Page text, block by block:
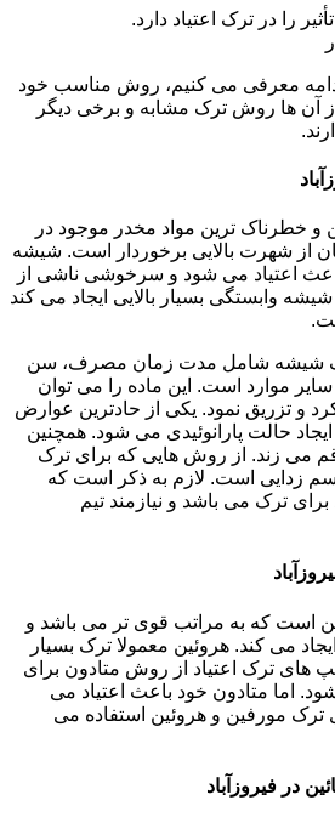
را در ترک اعتیاد دارد.
معرفی می کنیم، روش مناسب خود
آن ها روش ترک مشابه و برخی دیگر
خطرناک ترین مواد مخدر موجود در
از شهرت بالایی برخوردار است. شیشه
اعتیاد می شود و سرخوشی ناشی از
وابستگی بسیار بالایی ایجاد می کند
شیشه شامل مدت زمان مصرف، سن
موارد است. این ماده را می توان
و تزریق نمود. یکی از حادترین عوارض
حالت پارانوئیدی می شود. همچنین
می زند. از روش هایی که برای ترک
زدایی است. لازم به ذکر است که
ترک می باشد و نیازمند تیم
است که به مراتب قوی تر می باشد و
می کند. هروئین معمولا ترک بسیار
های ترک اعتیاد از روش متادون برای
اما متادون خود باعث اعتیاد می
مورفین و هروئین استفاده می
در فیروزآباد